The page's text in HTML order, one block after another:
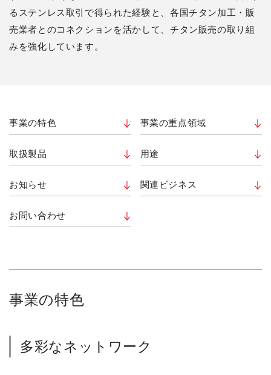
るステンレス取引で得られた経験と、各国チタン加工・販
売業者とのコネクションを活かして、チタン販売の取り組
みを強化しています。
事業の特色 事業の重点領域
取扱製品 用途
お知らせ 関連ビジネス
お問い合わせ
事業の特色
多彩なネットワーク